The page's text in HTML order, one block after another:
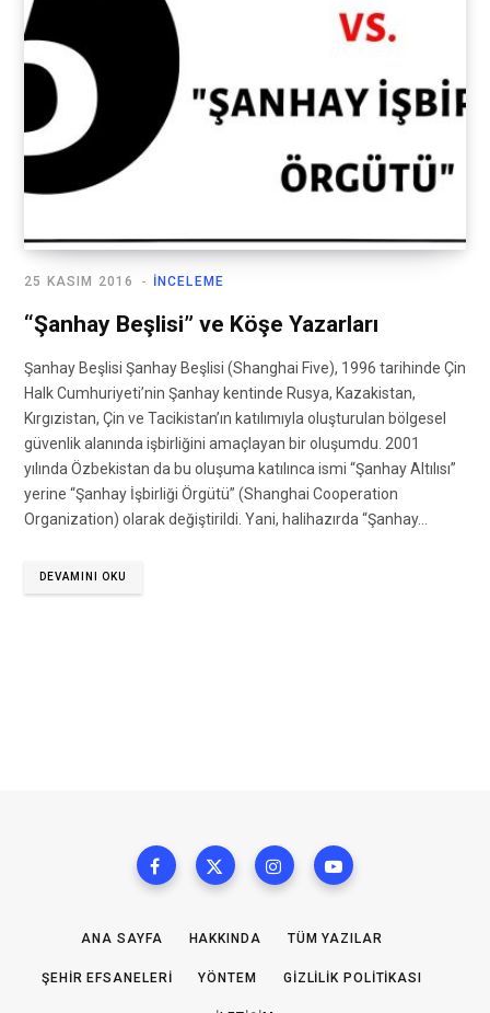
İNCELEME
25 KASIM 2016
“Şanhay Beşlisi” ve Köşe Yazarları
Şanhay Beşlisi Şanhay Beşlisi (Shanghai Five), 1996 tarihinde Çin
Halk Cumhuriyeti’nin Şanhay kentinde Rusya, Kazakistan,
Kırgızistan, Çin ve Tacikistan’ın katılımıyla oluşturulan bölgesel
güvenlik alanında işbirliğini amaçlayan bir oluşumdu. 2001
yılında Özbekistan da bu oluşuma katılınca ismi “Şanhay Altılısı”
yerine “Şanhay İşbirliği Örgütü” (Shanghai Cooperation
Organization) olarak değiştirildi. Yani, halihazırda “Şanhay…
DEVAMINI OKU
ANA SAYFA HAKKINDA TÜM YAZILAR
ŞEHIR EFSANELERI YÖNTEM GIZLILIK POLITIKASI